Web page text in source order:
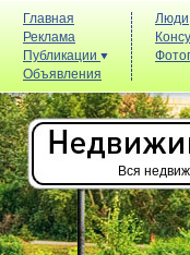
Главная
Реклама
Публикации
Объявления
Люди
Вся